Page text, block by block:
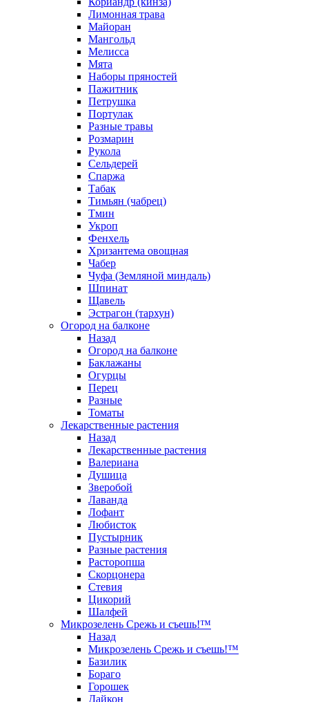
Лимонная трава
Майоран
Мангольд
Мелисса
Мята
Наборы пряностей
Пажитник
Петрушка
Портулак
Разные травы
Розмарин
Рукола
Сельдерей
Спаржа
Табак
Тимьян (чабрец)
Тмин
Укроп
Фенхель
Хризантема овощная
Чабер
Чуфа (Земляной миндаль)
Шпинат
Щавель
Эстрагон (тархун)
Огород на балконе
Назад
Огород на балконе
Баклажаны
Огурцы
Перец
Разные
Томаты
Лекарственные растения
Назад
Лекарственные растения
Валериана
Душица
Зверобой
Лаванда
Лофант
Любисток
Пустырник
Разные растения
Расторопша
Скорцонера
Стевия
Цикорий
Шалфей
Микрозелень Срежь и съешь!™
Назад
Микрозелень Срежь и съешь!™
Базилик
Бораго
Горошек
Дайкон